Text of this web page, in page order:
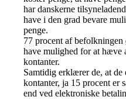
har danskerne
have i den grad bevare
penge.
77 procent af
have mulighed for at hæve
kontanter.
Samtidig erklærer de, at de
kontanter, ja 15 procent er
end ved elektroniske